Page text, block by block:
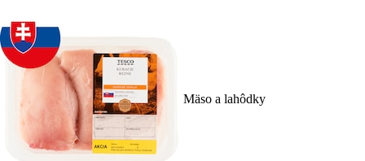
Mäso a lahôdky